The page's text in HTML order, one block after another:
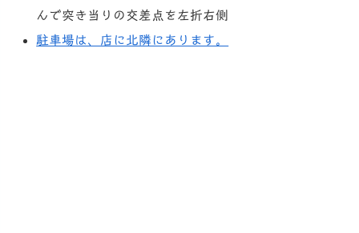
んで突き当りの交差点を左折右側
駐車場は、店に北隣にあります。